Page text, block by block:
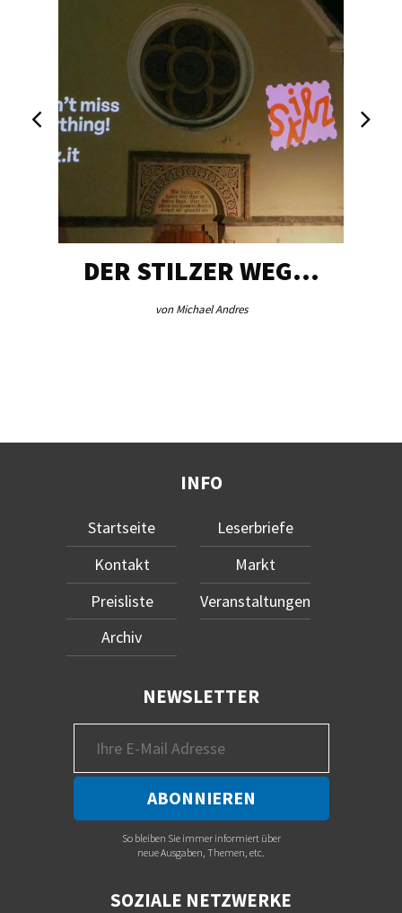
DER STILZER WEG…
von Michael Andres
INFO
Startseite
Kontakt
Preisliste
Archiv
Leserbriefe
Markt
Veranstaltungen
NEWSLETTER
So bleiben Sie immer informiert über
neue Ausgaben, Themen, etc.
SOZIALE NETZWERKE